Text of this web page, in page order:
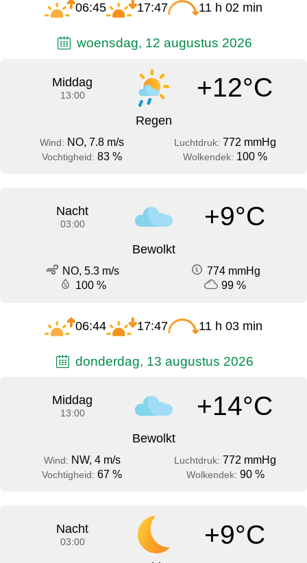
06:45 17:47 11 h 02 min
woensdag, 12 augustus 2026
Middag
13:00 +12°C
Regen
Wind: NO, 7.8 m/s Luchtdruk: 772 mmHg
Vochtigheid: 83 % Wolkendek: 100 %
Nacht
03:00 +9°C
Bewolkt
NO, 5.3 m/s
774 mmHg
100 %
99 %
06:44 17:47 11 h 03 min
donderdag, 13 augustus 2026
Middag
13:00 +14°C
Bewolkt
Wind: NW, 4 m/s Luchtdruk: 772 mmHg
Vochtigheid: 67 % Wolkendek: 90 %
Nacht
03:00 +9°C